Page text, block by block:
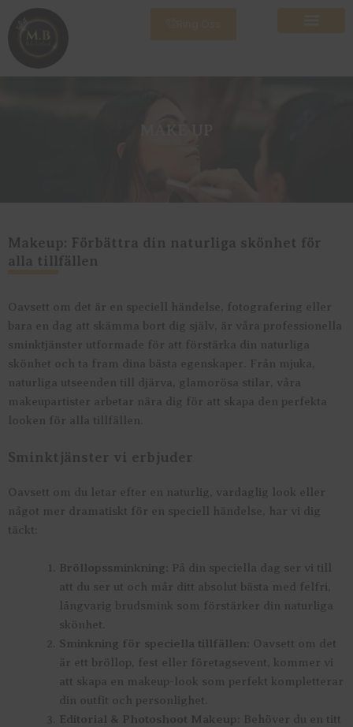
Hoppa
till
innehåll
Makeup: Förbättra din naturliga skönhet för
alla tillfällen
Oavsett om det är en speciell händelse, fotografering eller
bara en dag att skämma bort dig själv, är våra professionella
sminktjänster utformade för att förstärka din naturliga
skönhet och ta fram dina bästa egenskaper. Från mjuka,
naturliga utseenden till djärva, glamorösa stilar, våra
makeupartister arbetar nära dig för att skapa den perfekta
looken för alla tillfällen.
Sminktjänster vi erbjuder
Oavsett om du letar efter en naturlig, vardaglig look eller
något mer dramatiskt för en speciell händelse, har vi dig
täckt:
Bröllopssminkning:
På din speciella dag ser vi till
att du ser ut och mår ditt absolut bästa med felfri,
långvarig brudsmink som förstärker din naturliga
skönhet.
Sminkning för speciella tillfällen:
Oavsett om det
är ett bröllop, fest eller företagsevent, kommer vi
att skapa en makeup-look som perfekt kompletterar
din outfit och personlighet.
Editorial & Photoshoot Makeup:
Behöver du en titt